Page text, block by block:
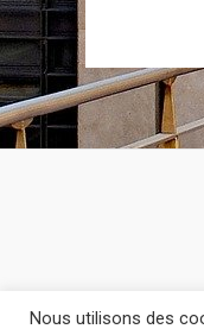
Nous utilisons des